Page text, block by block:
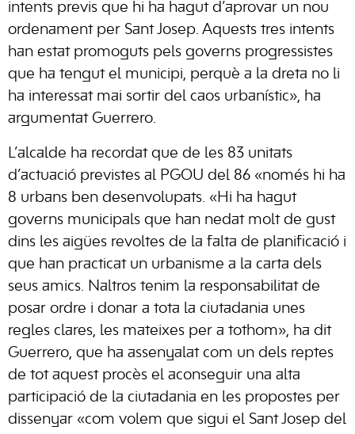
intents previs que hi ha hagut d’aprovar un nou
ordenament per Sant Josep. Aquests tres intents
han estat promoguts pels governs progressistes
que ha tengut el municipi, perquè a la dreta no li
ha interessat mai sortir del caos urbanístic», ha
argumentat Guerrero.
L’alcalde ha recordat que de les 83 unitats
d’actuació previstes al PGOU del 86 «només hi ha
8 urbans ben desenvolupats. «Hi ha hagut
governs municipals que han nedat molt de gust
dins les aigües revoltes de la falta de planificació i
que han practicat un urbanisme a la carta dels
seus amics. Naltros tenim la responsabilitat de
posar ordre i donar a tota la ciutadania unes
regles clares, les mateixes per a tothom», ha dit
Guerrero, que ha assenyalat com un dels reptes
de tot aquest procès el aconseguir una alta
participació de la ciutadania en les propostes per
dissenyar «com volem que sigui el Sant Josep del